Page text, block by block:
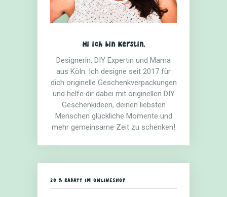
Hi ich bin Kerstin.
Designerin, DIY Expertin und Mama
aus Köln. Ich designe seit 2017 für
dich originelle Geschenkverpackungen
und helfe dir dabei mit originellen DIY
Geschenkideen, deinen liebsten
Menschen glückliche Momente und
mehr gemeinsame Zeit zu schenken!
20 % RABATT IM ONLINESHOP